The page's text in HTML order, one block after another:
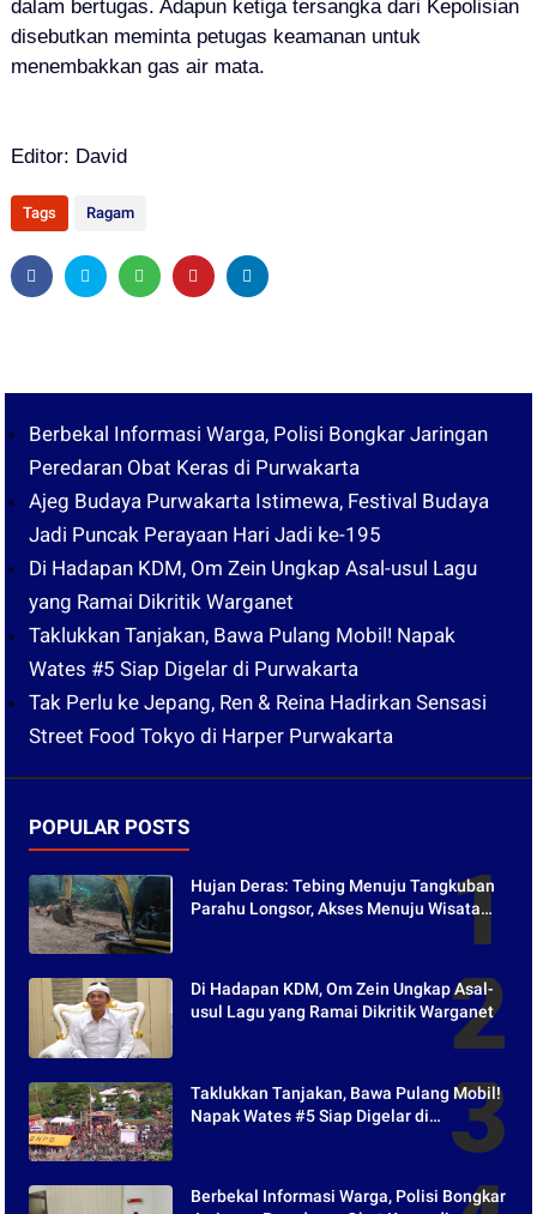
dalam bertugas. Adapun ketiga tersangka dari Kepolisian
disebutkan meminta petugas keamanan untuk
menembakkan gas air mata.
Editor: David
Tags Ragam
Berbekal Informasi Warga, Polisi Bongkar Jaringan
Peredaran Obat Keras di Purwakarta
Ajeg Budaya Purwakarta Istimewa, Festival Budaya
Jadi Puncak Perayaan Hari Jadi ke-195
Di Hadapan KDM, Om Zein Ungkap Asal-usul Lagu
yang Ramai Dikritik Warganet
Taklukkan Tanjakan, Bawa Pulang Mobil! Napak
Wates #5 Siap Digelar di Purwakarta
Tak Perlu ke Jepang, Ren & Reina Hadirkan Sensasi
Street Food Tokyo di Harper Purwakarta
POPULAR POSTS
Hujan Deras: Tebing Menuju Tangkuban
Parahu Longsor, Akses Menuju Wisata
Di Hadapan KDM, Om Zein Ungkap Asal-
usul Lagu yang Ramai Dikritik Warganet
Taklukkan Tanjakan, Bawa Pulang Mobil!
Napak Wates #5 Siap Digelar di
Berbekal Informasi Warga, Polisi Bongkar